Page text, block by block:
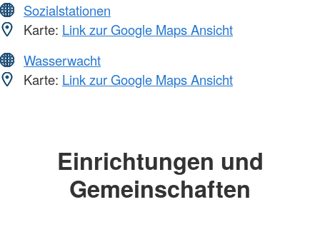
Sozialstationen
Karte: Link zur Google Maps Ansicht
Wasserwacht
Karte: Link zur Google Maps Ansicht
Einrichtungen und
Gemeinschaften